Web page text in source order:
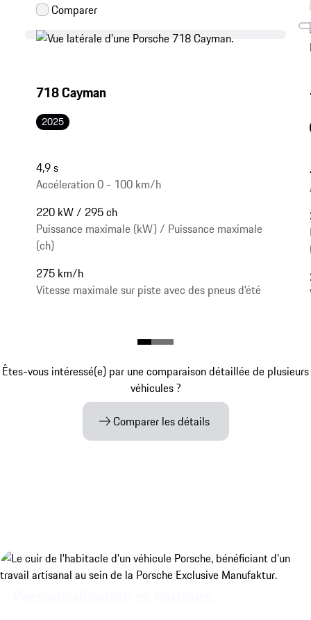
718 Cayman
2025
4,9 s
Accéleration 0 - 100 km/h
220 kW / 295 ch
Puissance maximale (kW) / Puissance maximale
(ch)
275 km/h
Vitesse maximale sur piste avec des pneus d'été
Êtes-vous intéressé(e) par une comparaison détaillée de plusieurs
véhicules ?
Comparer les détails